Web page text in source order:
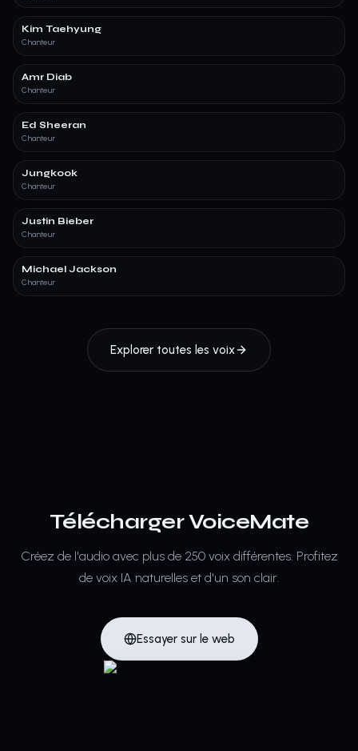
Kim Taehyung
Chanteur
Amr Diab
Chanteur
Ed Sheeran
Chanteur
Jungkook
Chanteur
Justin Bieber
Chanteur
Michael Jackson
Chanteur
Explorer toutes les voix
Télécharger VoiceMate
Créez de l'audio avec plus de 250 voix différentes. Profitez
de voix IA naturelles et d'un son clair.
Essayer sur le web